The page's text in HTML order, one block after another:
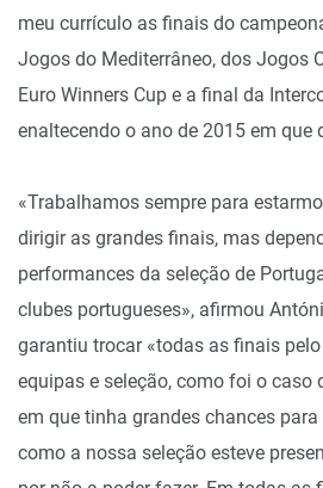
meu currículo as finais do
Jogos do Mediterrâneo, dos Jogos
Euro Winners Cup e a final da
enaltecendo o ano de 2015 em que
«Trabalhamos sempre para
dirigir as grandes finais, mas
performances da seleção de
clubes portugueses», afirmou
garantiu trocar «todas as finais
equipas e seleção, como foi o caso
em que tinha grandes chances
como a nossa seleção esteve